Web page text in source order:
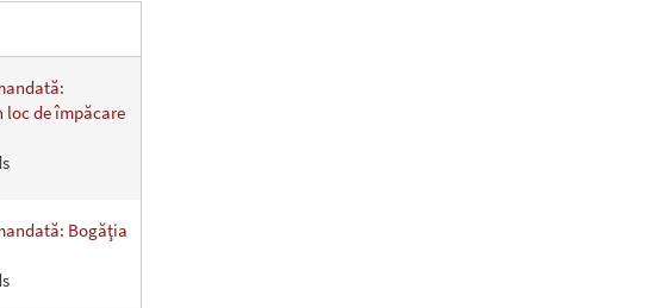
loc de împăcare
Bogăţia